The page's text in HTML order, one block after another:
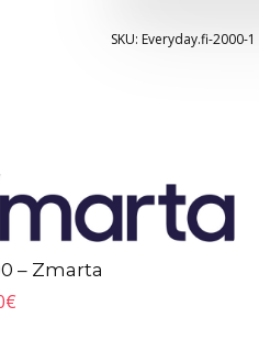
SKU: Everyday.fi-2000-1
– Zmarta
€